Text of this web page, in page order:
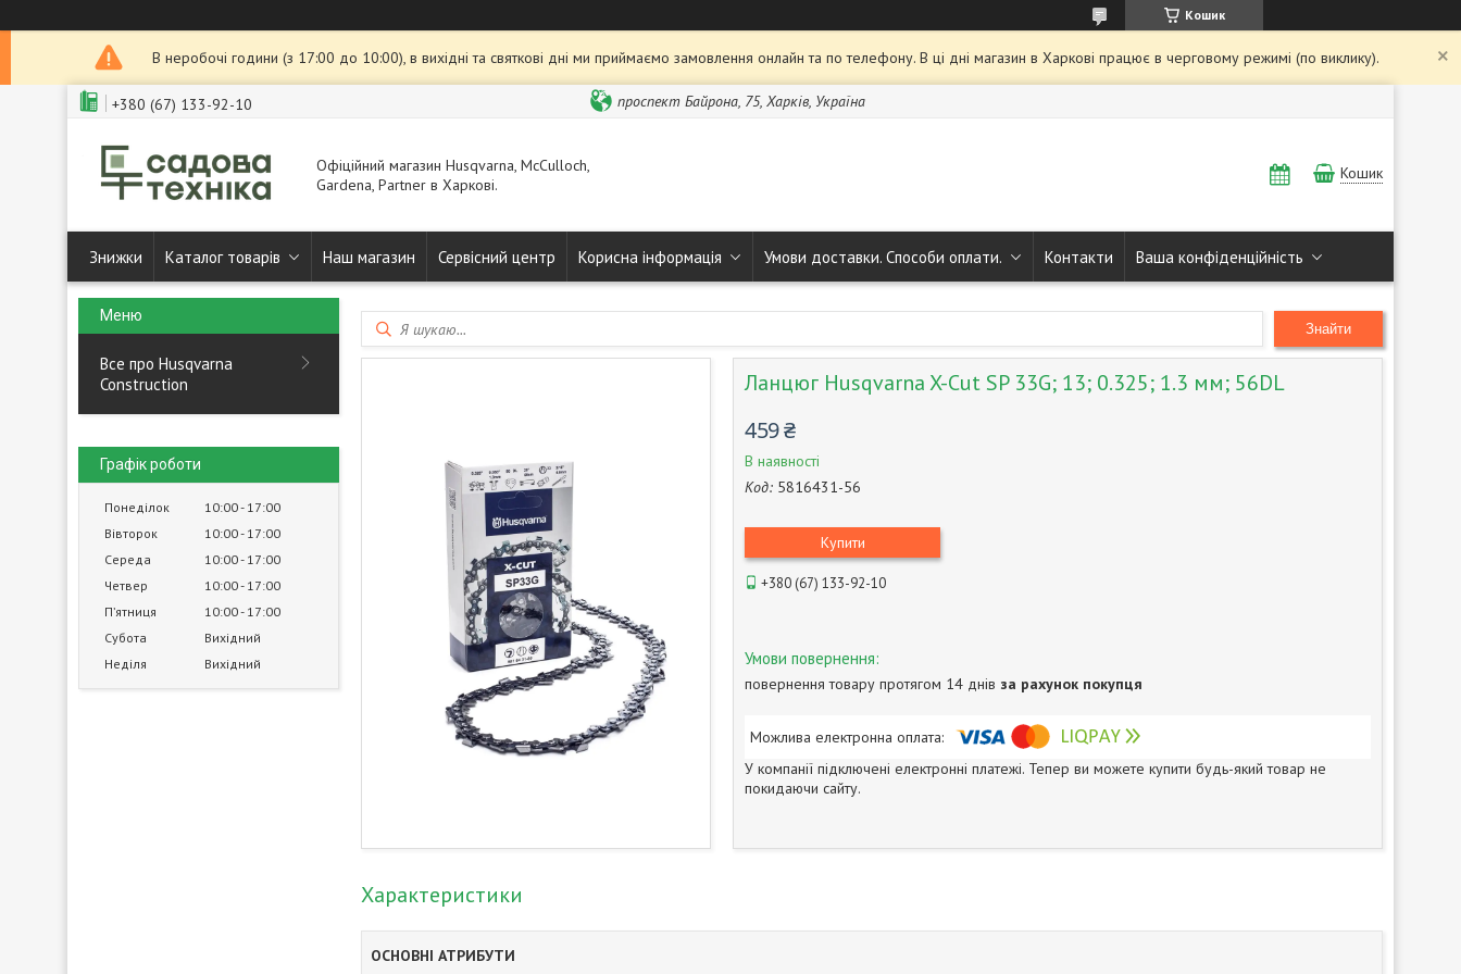
Кошик
В неробочі години (з 17:00 до 10:00), в вихідні та святкові дні ми приймаємо замовлення онлайн та по телефону. В ці дні магазин в Харкові працює в черговому режимі (по виклику).
+380 (67) 133-92-10 проспект Байрона, 75, Харків, Україна
Офіційний магазин Husqvarna, McCulloch,
Gardena, Partner в Харкові.
Кошик
Знижки Каталог товарів Наш магазин Сервісний центр Корисна інформація Умови доставки. Способи оплати. Контакти Ваша конфіденційність
Все про Husqvarna
Construction
Графік роботи
Понеділок 10:00 17:00
Вівторок
10:00 17:00
Середа
10:00 17:00
Четвер
10:00 17:00
Пʼятниця
10:00 17:00
Субота
Вихідний
Неділя
Вихідний
Знайти
Ланцюг Husqvarna X-Cut SP 33G; 13; 0.325; 1.3 мм; 56DL
459 ₴
В наявності
Код: 5816431-56
Купити
+380 (67) 133-92-10
повернення товару протягом 14 днів за рахунок покупця
У компанії підключені електронні платежі. Тепер ви можете купити будь-який товар не
покидаючи сайту.
Характеристики
ОСНОВНІ АТРИБУТИ